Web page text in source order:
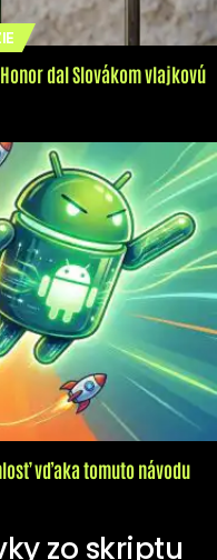
dal Slovákom vlajkovú
vďaka tomuto návodu
zo skriptu